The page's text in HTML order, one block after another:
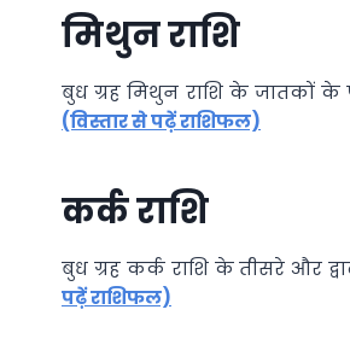
मिथुन राशि
बुध ग्रह मिथुन राशि के जातकों
(विस्तार से पढ़ें राशिफल)
कर्क राशि
बुध ग्रह कर्क राशि के तीसरे और
पढ़ें राशिफल)